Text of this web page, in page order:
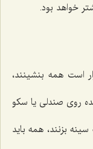
خواهد بود.
است همه بنشینند،
روی صندلی یا سکو
بزنند، همه باید